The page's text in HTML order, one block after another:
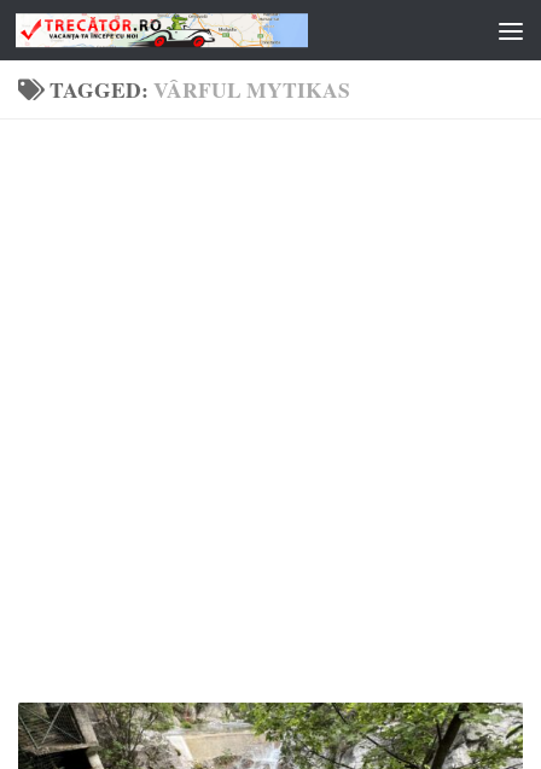
Skip to content
TAGGED:VÂRFUL MYTIKAS